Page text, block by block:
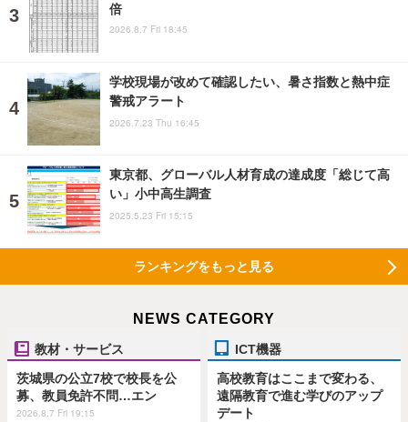
倍
2026.8.7 Fri 18:45
学校現場が改めて確認したい、暑さ指数と熱中症
警戒アラート
2026.7.23 Thu 16:45
東京都、グローバル人材育成の達成度「総じて高
い」小中高生調査
2025.5.23 Fri 15:15
ランキングをもっと見る
NEWS CATEGORY
教材・サービス
茨城県の公立7校で校長を公
募、教員免許不問…エン
2026.8.7 Fri 19:15
ICT機器
高校教育はここまで変わる、
遠隔教育で進む学びのアップ
デート